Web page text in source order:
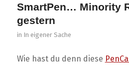
SmartPen… Minority
gestern
in In eigener Sache
Wie hast du denn diese